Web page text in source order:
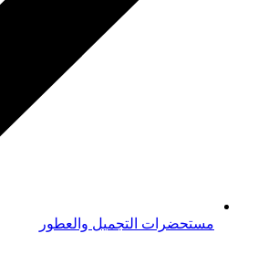
مستحضرات التجميل والعطور